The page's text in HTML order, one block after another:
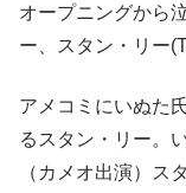
オープニングから
ー、スタン・リー
アメコミにいぬた
るスタン・リー。
（カメオ出演）ス